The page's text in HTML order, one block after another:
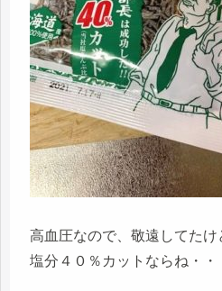
高血圧なので、敬遠してたけ
塩分４０％カットならね・・